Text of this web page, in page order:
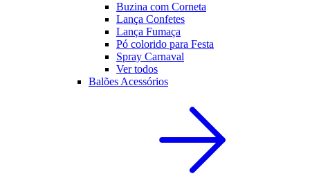
Buzina com Corneta
Lança Confetes
Lança Fumaça
Pó colorido para Festa
Spray Carnaval
Ver todos
Balões Acessórios